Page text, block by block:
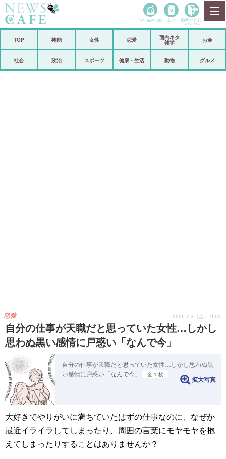
政治
当たる占い師 占い 登録• ログイン
マイルーム
TOP 芸能 女性 恋愛
面白ネタ
雑学
お金
社会 政治 スポーツ 健康・生活 動物 グルメ
自分の仕事が天職だと思っていた女性…しかし
思わぬ黒い感情に戸惑い「なんで今」
恋愛 2026.7.3（金） 9:00
自分の仕事が天職だと思っていた女性…しかし思わぬ黒
い感情に戸惑い「なんで今」
全 1 枚
拡大写真
大好きでやりがいに満ちていたはずの仕事なのに、なぜか
最近イライラしてしまったり、周囲の言葉にモヤモヤを抱
えてしまったりすることはありませんか？